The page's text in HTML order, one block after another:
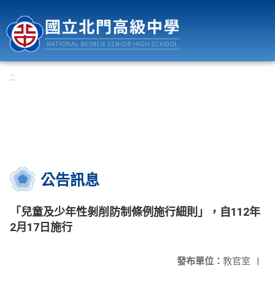
:::
公告訊息
「兒童及少年性剝削防制條例施行細則」，自112年
2月17日施行
發布單位： 教官室 |